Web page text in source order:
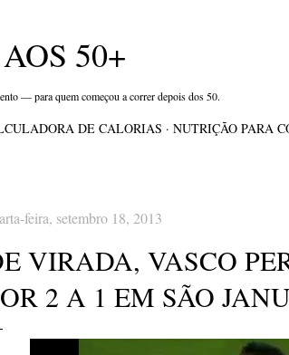
50+
— para quem começou a correr depois dos 50.
DE CALORIAS NUTRIÇÃO PARA
feira, setembro 18, 2013
VIRADA, VASCO
2 A 1 EM SÃO